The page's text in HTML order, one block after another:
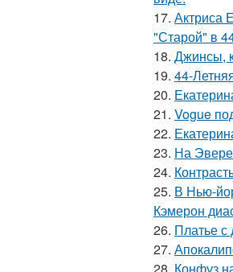
17. Актриса
"Старой" в
18. Джинсы,
19. 44-
20.
21. Vogue
22.
23. На
24.
25. В Нью-
Кэмерон
26. Платье с
27.